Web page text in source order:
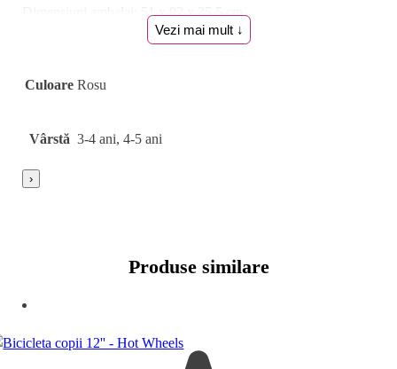
Dimensiuni ambalaj: 51 x 92 x 35,5 cm
Contraindicat copiilor mai mici de 3 ani.
Verificati si intretineti in mod constant partile principale
(elemente de sustinere, fixare, ancorare, etc.) pentru evitarea
caderii sau a rasturnarii.
Vezi mai mult ↓
Culoare Rosu
Vârstă 3-4 ani, 4-5 ani
›
Produse similare